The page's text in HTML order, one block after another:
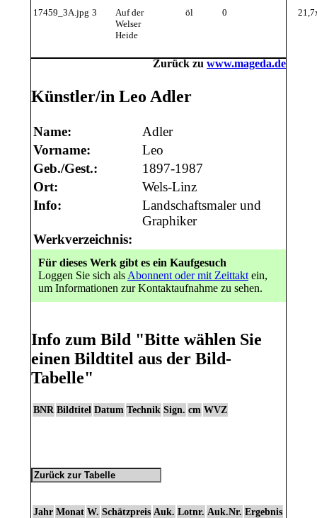
17459_3A.jpg 3
Auf der
Welser
Heide
öl 0
Zurück zu www.mageda.de
Künstler/in Leo Adler
Name:
Adler
Vorname:
Leo
Geb./Gest.:
1897-1987
Ort:
Wels-Linz
Info:
Landschaftsmaler und
Graphiker
Werkverzeichnis:
Für dieses Werk gibt es ein Kaufgesuch
Loggen Sie sich als Abonnent oder mit Zeittakt ein,
um Informationen zur Kontaktaufnahme zu sehen.
Info zum Bild "Bitte wählen Sie
einen Bildtitel aus der Bild-
Tabelle"
BNR Bildtitel Datum Technik Sign. cm WVZ
Jahr Monat W. Schätzpreis Auk. Lotnr. Auk.Nr. Ergebnis